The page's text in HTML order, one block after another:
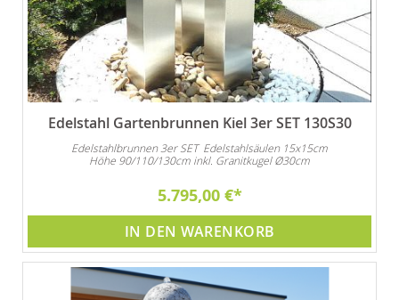
Edelstahl Gartenbrunnen Kiel 3er SET 130S30
Edelstahlbrunnen 3er SET Edelstahlsäulen 15x15cm
Höhe 90/110/130cm inkl. Granitkugel Ø30cm
5.795,00 €
IN DEN WARENKORB